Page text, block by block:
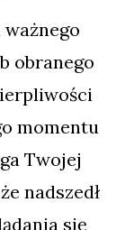
ważnego
obranego
momentu
Twojej
nadszedł
się